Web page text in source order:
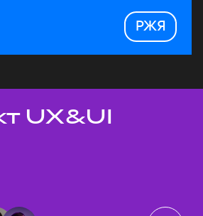
РЖЯ
UX&UI